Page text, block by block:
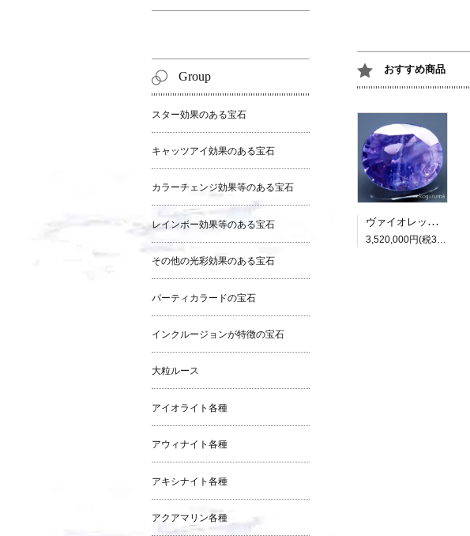
おすすめ商品
ヴァイオレットサファイア：7.418ct（非加熱：中宝研鑑別書付属）
3,520,000円(税320,000円)
Group
スター効果のある宝石
キャッツアイ効果のある宝石
カラーチェンジ効果等のある宝石
レインボー効果等のある宝石
その他の光彩効果のある宝石
パーティカラードの宝石
インクルージョンが特徴の宝石
大粒ルース
アイオライト各種
アウィナイト各種
アキシナイト各種
アクアマリン各種